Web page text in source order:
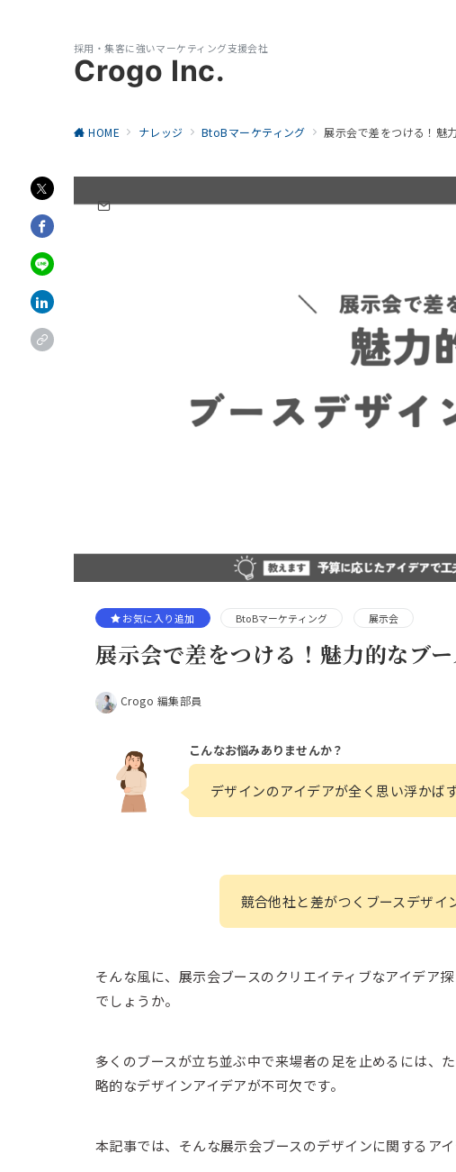
採用・集客に強いマーケティング支援会社
Crogo Inc.
HOME ナレッジ BtoBマーケティング 展示会で差をつける！魅
お気に入り追加 BtoBマーケティング 展示会
展示会で差をつける！魅力的なブ
Crogo 編集部員
こんなお悩みありませんか？
デザインのアイデアが全く思い浮かば
競合他社と差がつくブースデザイ
そんな風に、展示会ブースのクリエイティブなアイデア
でしょうか。
多くのブースが立ち並ぶ中で来場者の足を止めるには、
略的なデザインアイデアが不可欠です。
本記事では、そんな展示会ブースのデザインに関するア